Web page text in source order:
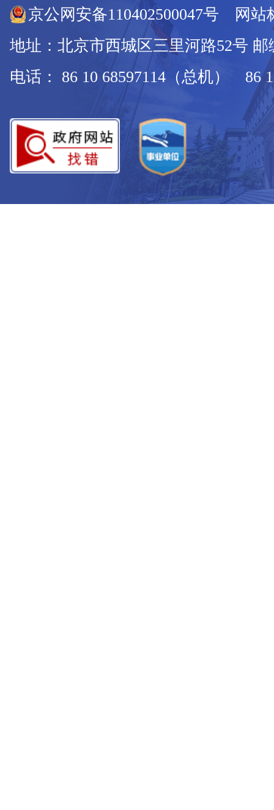
京公网安备110402500047号 网站
地址：北京市西城区三里河路52号 邮
电话： 86 10 68597114（总机） 86